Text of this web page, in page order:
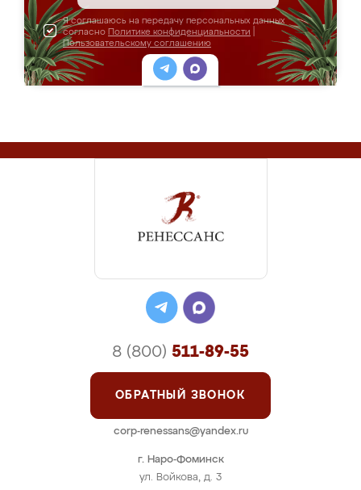
Я соглашаюсь на передачу персональных данных
согласно Политике конфиденциальности
Пользовательскому соглашению
г. Наро-Фоминск
ул. Войкова, д. 3
8 (800) 511-89-55
ОБРАТНЫЙ ЗВОНОК
corp-renessans@yandex.ru